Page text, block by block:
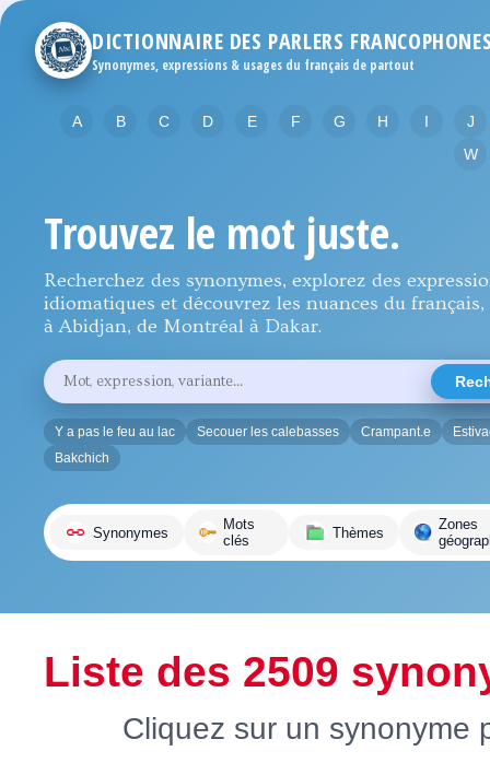
DICTIONNAIRE DES PARLERS
Synonymes, expressions & usages du français de partout
A B C D E F G H I
J
W
Trouvez le mot juste.
Recherchez des synonymes, explorez des
idiomatiques et découvrez les nuances du français,
à Abidjan, de Montréal à Dakar.
Rechercher
un
mot,
une
expression
ou
une
Y a pas le feu au lac Secouer les calebasses Crampant.e
Bakchich
Synonymes
Mots
clés
Thèmes
Zones
Liste des 2509
Cliquez sur un synonyme